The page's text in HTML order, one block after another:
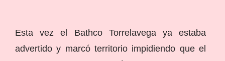
Esta vez el Bathco Torrelavega ya estaba
advertido y marcó territorio impidiendo que el